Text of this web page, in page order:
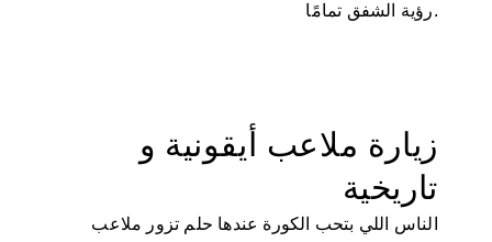
رؤية الشفق تمامًا.
زيارة ملاعب أيقونية و
تاريخية
الناس اللي بتحب الكورة عندها حلم تزور ملاعب